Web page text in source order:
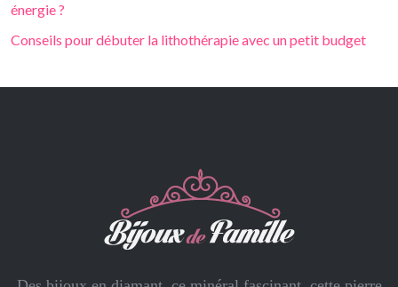
énergie ?
Conseils pour débuter la lithothérapie avec un petit budget